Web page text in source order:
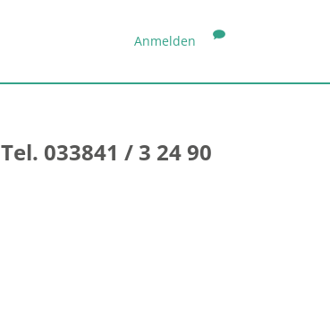
Anmelden
Tel. 033841 / 3 24 90